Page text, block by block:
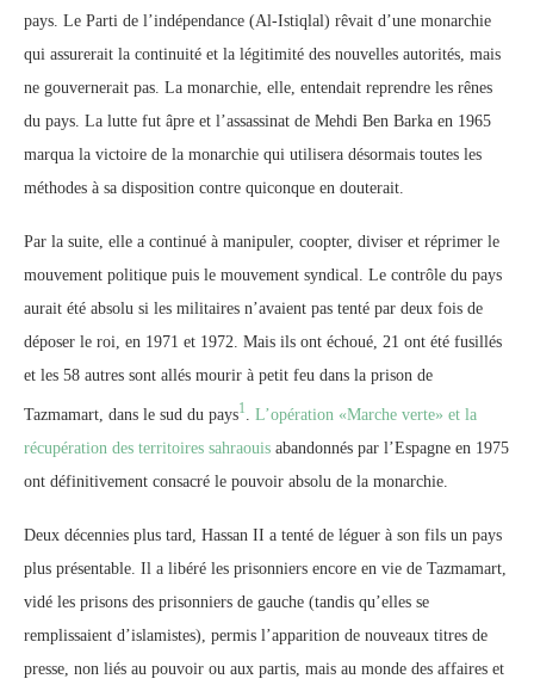
pays. Le Parti de l’indépendance (Al-Istiqlal) rêvait d’une monarchie
qui assurerait la continuité et la légitimité des nouvelles autorités, mais
ne gouvernerait pas. La monarchie, elle, entendait reprendre les rênes
du pays. La lutte fut âpre et l’assassinat de Mehdi Ben Barka en 1965
marqua la victoire de la monarchie qui utilisera désormais toutes les
méthodes à sa disposition contre quiconque en douterait.
Par la suite, elle a continué à manipuler, coopter, diviser et réprimer le
mouvement politique puis le mouvement syndical. Le contrôle du pays
aurait été absolu si les militaires n’avaient pas tenté par deux fois de
déposer le roi, en 1971 et 1972. Mais ils ont échoué, 21 ont été fusillés
et les 58 autres sont allés mourir à petit feu dans la prison de
Tazmamart, dans le sud du pays1
L’opération «Marche verte» et la
récupération des territoires sahraouis abandonnés par l’Espagne en 1975
ont définitivement consacré le pouvoir absolu de la monarchie.
Deux décennies plus tard, Hassan II a tenté de léguer à son fils un pays
plus présentable. Il a libéré les prisonniers encore en vie de Tazmamart,
vidé les prisons des prisonniers de gauche (tandis qu’elles se
remplissaient d’islamistes), permis l’apparition de nouveaux titres de
presse, non liés au pouvoir ou aux partis, mais au monde des affaires et